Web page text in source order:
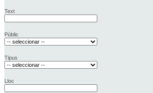
Text
Públic
Tipus
Lloc